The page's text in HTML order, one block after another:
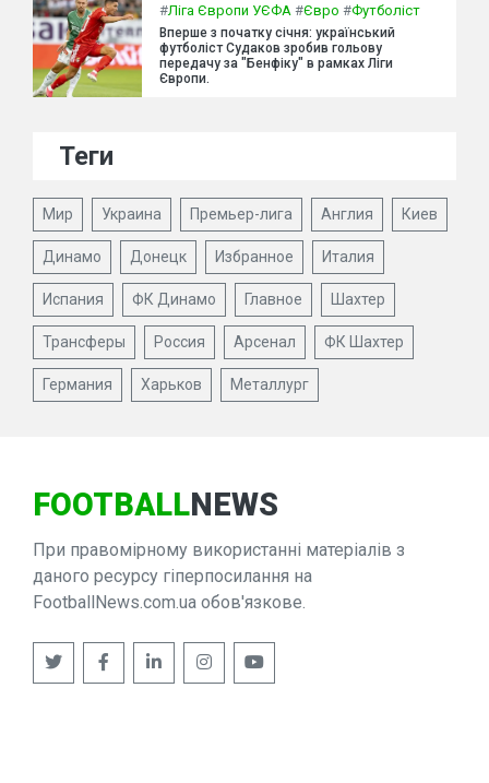
#Ліга Європи УЄФА #Євро #Футболіст
Вперше з початку січня: український
футболіст Судаков зробив гольову
передачу за "Бенфіку" в рамках Ліги
Європи.
Теги
Мир Украина Премьер-лига Англия Киев
Динамо Донецк Избранное Италия
Испания ФК Динамо Главное Шахтер
Трансферы Россия Арсенал ФК Шахтер
Германия Харьков Металлург
FOOTBALLNEWS
При правомірному використанні матеріалів з
даного ресурсу гіперпосилання на
FootballNews.com.ua обов'язкове.